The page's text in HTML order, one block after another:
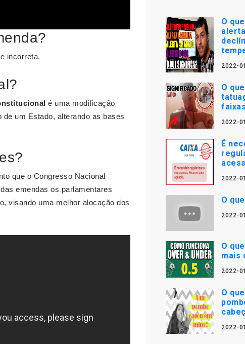
incorreta.
é uma modificação
um Estado, alterando as bases
que o Congresso Nacional
emendas os parlamentares
visando uma melhor alocação dos
O
2022-
O
2022-
É
2022-
O
2022-
O
mais
2022-
O
2022-